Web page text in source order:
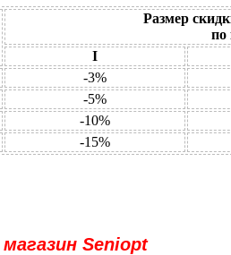
Размер
по
I
-3%
-5%
-10%
-15%